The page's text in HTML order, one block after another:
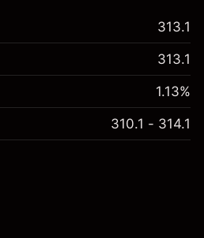
313.1
313.1
1.13%
310.1 - 314.1